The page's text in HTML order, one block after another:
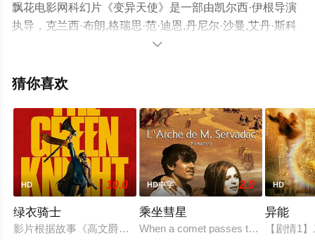
飘花电影网科幻片《变异天使》是一部由凯尔西·伊根导演
执导，克兰西·布朗,格瑞思·范·迪恩,丹尼尔·沙曼,艾丹·斯科
特,瑞安·克鲁格等演员精彩演绎的南非电影，手机免费观看
可移步至豆瓣电影、电视猫或剧情网等平台了解。

猜你喜欢
HD 10.0
绿衣骑士
影片根据故事《高文爵士与绿衣骑士》改编，讲述亚瑟王在自
HD中字 2.0
乘坐彗星
When a comet passes the earth very
HD
异能
【剧情1